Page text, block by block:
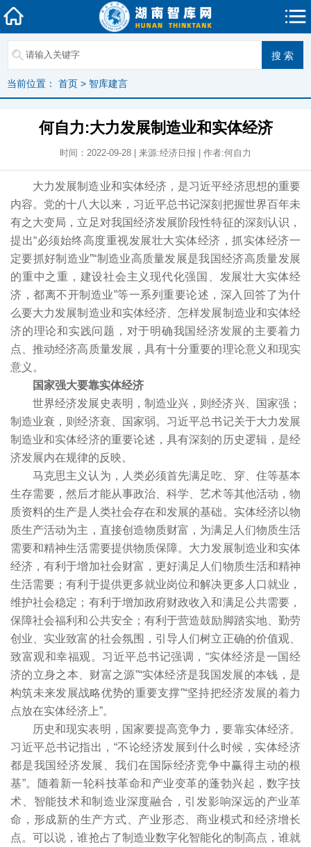
当前位置： 首页 > 智库建言
何自力:大力发展制造业和实体经济
时间：2022-09-28 | 来源:经济日报 | 作者:何自力
大力发展制造业和实体经济，是习近平经济思想的重要
内容。党的十八大以来，习近平总书记深刻把握世界百年未
有之大变局，立足对我国经济发展阶段性特征的深刻认识，
提出“必须始终高度重视发展壮大实体经济，抓实体经济一
定要抓好制造业”“制造业高质量发展是我国经济高质量发展
的重中之重，建设社会主义现代化强国、发展壮大实体经
济，都离不开制造业”等一系列重要论述，深入回答了为什
么要大力发展制造业和实体经济、怎样发展制造业和实体经
济的理论和实践问题，对于明确我国经济发展的主要着力
点、推动经济高质量发展，具有十分重要的理论意义和现实
意义。
国家强大要靠实体经济
世界经济发展史表明，制造业兴，则经济兴、国家强；
制造业衰，则经济衰、国家弱。习近平总书记关于大力发展
制造业和实体经济的重要论述，具有深刻的历史逻辑，是经
济发展内在规律的反映。
马克思主义认为，人类必须首先满足吃、穿、住等基本
生存需要，然后才能从事政治、科学、艺术等其他活动，物
质资料的生产是人类社会存在和发展的基础。实体经济以物
质生产活动为主，直接创造物质财富，为满足人们物质生活
需要和精神生活需要提供物质保障。大力发展制造业和实体
经济，有利于增加社会财富，更好满足人们物质生活和精神
生活需要；有利于提供更多就业岗位和解决更多人口就业，
维护社会稳定；有利于增加政府财政收入和满足公共需要，
保障社会福利和公共安全；有利于营造鼓励脚踏实地、勤劳
创业、实业致富的社会氛围，引导人们树立正确的价值观、
致富观和幸福观。习近平总书记强调，“实体经济是一国经
济的立身之本、财富之源”“实体经济是我国发展的本钱，是
构筑未来发展战略优势的重要支撑”“坚持把经济发展的着力
点放在实体经济上”。
历史和现实表明，国家要提高竞争力，要靠实体经济。
习近平总书记指出，“不论经济发展到什么时候，实体经济
都是我国经济发展、我们在国际经济竞争中赢得主动的根
基”。随着新一轮科技革命和产业变革的蓬勃兴起，数字技
术、智能技术和制造业深度融合，引发影响深远的产业革
命，形成新的生产方式、产业形态、商业模式和经济增长
点。可以说，谁抢占了制造业数字化智能化的制高点，谁就